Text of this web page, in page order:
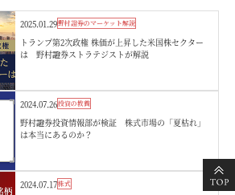
2025.01.29野村證券のマーケット解説
トランプ第2次政権 株価が上昇した米国株セクター
は 野村證券ストラテジストが解説
2024.07.26投資の教養
野村證券投資情報部が検証 株式市場の「夏枯れ」
は本当にあるのか？
2024.07.17株式